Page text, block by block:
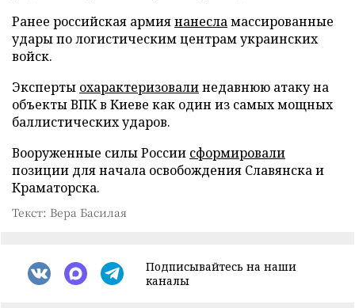
Ранее российская армиянанесламассированные
удары по логистическим центрам украинских
войск.
Эксперты охарактеризовалинедавнюю атаку на
объекты ВПК в Киеве как один из самых мощных
баллистических ударов.
Вооруженные силы России сформировали
позиции для начала освобождения Славянска и
Краматорска.
Текст: Вера Басилая
Подписывайтесь на наши
каналы